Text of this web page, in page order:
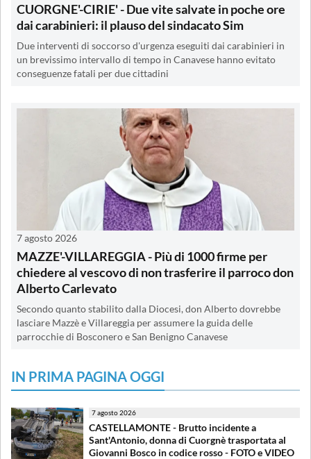
CUORGNE'-CIRIE' - Due vite salvate in poche ore
dai carabinieri: il plauso del sindacato Sim
Due interventi di soccorso d'urgenza eseguiti dai carabinieri in
un brevissimo intervallo di tempo in Canavese hanno evitato
conseguenze fatali per due cittadini
7 agosto 2026
MAZZE'-VILLAREGGIA - Più di 1000 firme per
chiedere al vescovo di non trasferire il parroco don
Alberto Carlevato
Secondo quanto stabilito dalla Diocesi, don Alberto dovrebbe
lasciare Mazzè e Villareggia per assumere la guida delle
parrocchie di Bosconero e San Benigno Canavese
IN PRIMA PAGINA OGGI
7 agosto 2026
CASTELLAMONTE - Brutto incidente a
Sant'Antonio, donna di Cuorgnè trasportata al
Giovanni Bosco in codice rosso - FOTO e VIDEO